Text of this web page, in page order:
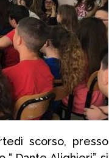
scorso, presso